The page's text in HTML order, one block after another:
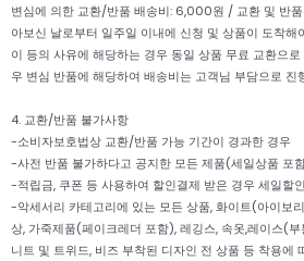
변심에 의한 교환/반품 배송비: 6,000원 / 교환 및 반
아보신 날로부터 일주일 이내에 신청 및 상품이 도착해
이 등의 사유에 해당하는 경우 동일 상품 무료 교환으
우 변심 반품에 해당하여 배송비는 고객님 부담으로 진
4. 교환/반품 불가사항
-소비자보호법상 교환/반품 가능 기간이 경과한 경우
-사전 반품 불가하다고 공지한 모든 제품(세일상품 포
-적립금, 쿠폰 등 사용하여 할인결제 받은 경우 세일할
-악세서리 카테고리에 있는 모든 상품, 화이트(아이보
상, 가죽제품(페이크레더 포함), 레깅스, 속옷,레이스(
니트 및 트위드, 비즈 부착된 디자인 전 상품 등 착용에